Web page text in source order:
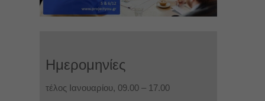
Ημερομηνίες
τέλος Ιανουαρίου, 09.00 – 17.00